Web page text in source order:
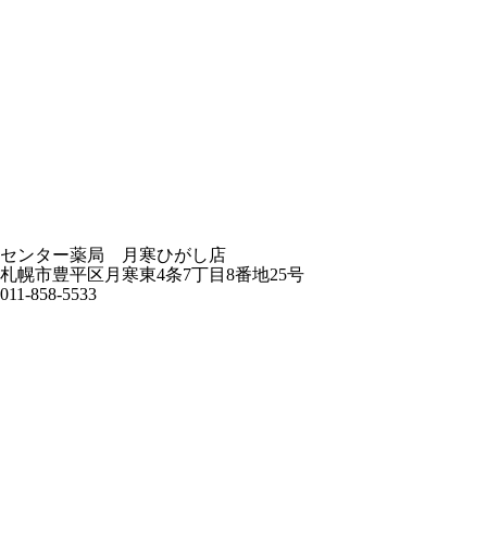
センター薬局 月寒ひがし店
札幌市豊平区月寒東4条7丁目8番地25号
011-858-5533